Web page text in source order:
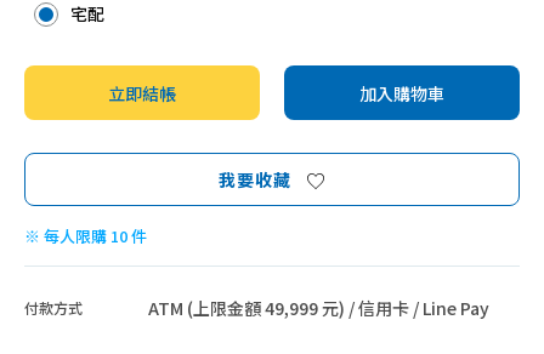
宅配
立即結帳 加入購物車
我要收藏
※ 每人限購 10 件
付款方式 ATM (上限金額 49,999 元) / 信用卡 / Line Pay